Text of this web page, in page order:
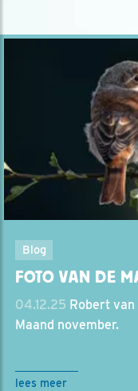
Blog
FOTO VAN DE
04.12.25 Robert
Maand november.
lees meer